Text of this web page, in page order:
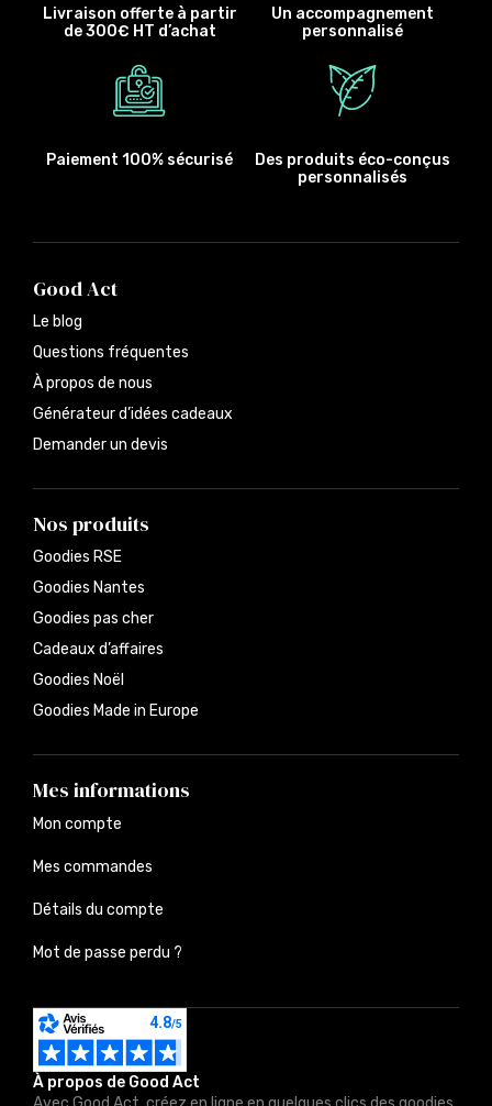
Livraison offerte à partir
de 300€ HT d’achat
Un accompagnement
personnalisé
Paiement 100% sécurisé
Des produits éco-conçus
personnalisés
À propos de Good Act
Good Act
Le blog
Questions fréquentes
À propos de nous
Générateur d’idées cadeaux
Demander un devis
Nos produits
Goodies RSE
Goodies Nantes
Goodies pas cher
Cadeaux d’affaires
Goodies Noël
Goodies Made in Europe
Mes informations
Mon compte
Mes commandes
Détails du compte
Mot de passe perdu ?